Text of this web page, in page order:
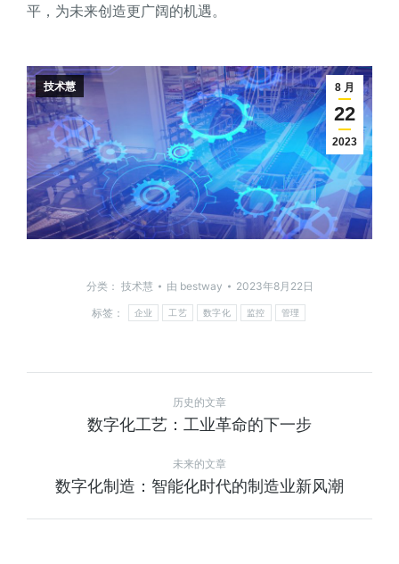
平，为未来创造更广阔的机遇。
8 月
22
2023
技术慧
分类： 技术慧 由 bestway
2023年8月22日
标签：
企业 工艺 数字化 监控 管理
历史的文章
数字化工艺：工业革命的下一步
未来的文章
数字化制造：智能化时代的制造业新风潮